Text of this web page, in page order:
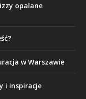
opalane
w Warszawie
i inspiracje